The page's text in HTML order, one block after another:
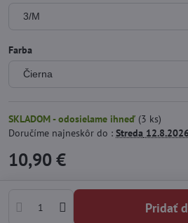
Farba
SKLADOM - odosielame ihneď (3 ks)
Doručíme najneskôr do : Streda 12.8.2026
10,90 €
Pridať